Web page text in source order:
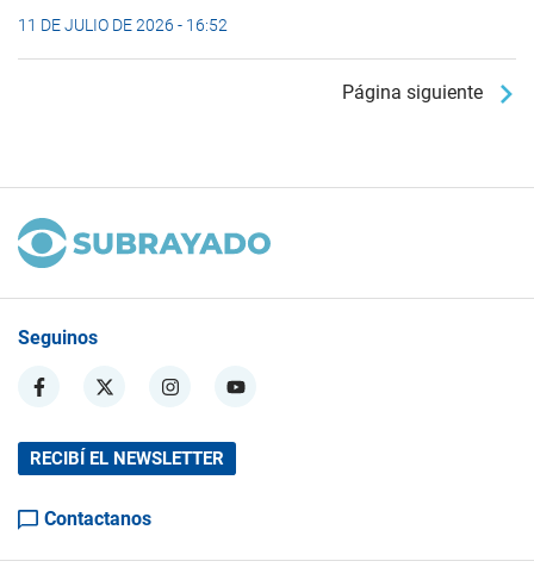
11 DE JULIO DE 2026 - 16:52
Página siguiente
Seguinos
RECIBÍ EL NEWSLETTER
Contactanos